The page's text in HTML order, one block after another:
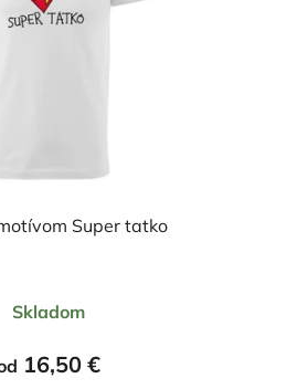
Super tatko
hodnotenie
produktu
je
Skladom
16,50 €